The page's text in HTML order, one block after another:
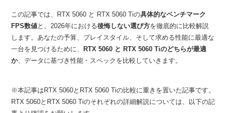
この記事では、RTX 5060 と RTX 5060 Tiの具体的なベンチマーク
FPS数値と、2026年における後悔しない選び方を徹底的に比較解説
します。あなたの予算、プレイスタイル、そして求める性能に最適な
一台を見つけるために、
RTX 5060 と RTX 5060 Tiのどちらが最適
か、データに基づき性能・スペックを比較していきます。
※本記事はRTX 5060とRTX 5060 Tiの比較に重きを置いた記事です。
RTX 5060とRTX 5060 Tiのそれぞれの詳細解説については、以下の記